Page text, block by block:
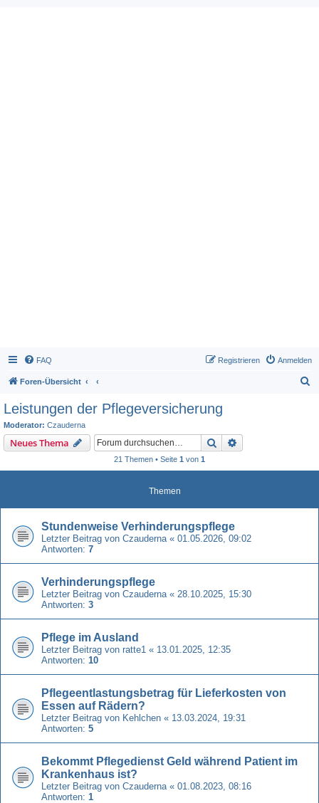
FAQ Anmelden
Registrieren
Foren-Übersicht
Leistungen der Pflegeversicherung
Moderator: Czauderna
Neues Thema Suche
21 Themen • Seite 1 von 1
Themen
Stundenweise Verhinderungspflege
Letzter Beitrag von Czauderna « 01.05.2026, 09:02
Antworten: 7
Verhinderungspflege
Letzter Beitrag von Czauderna « 28.10.2025, 15:30
Antworten: 3
Pflege im Ausland
Letzter Beitrag von ratte1 « 13.01.2025, 12:35
Antworten: 10
Pflegeentlastungsbetrag für Lieferkosten von
Essen auf Rädern?
Letzter Beitrag von Kehlchen « 13.03.2024, 19:31
Antworten: 5
Bekommt Pflegedienst Geld während Patient im
Krankenhaus ist?
Letzter Beitrag von Czauderna « 01.08.2023, 08:16
Antworten: 1